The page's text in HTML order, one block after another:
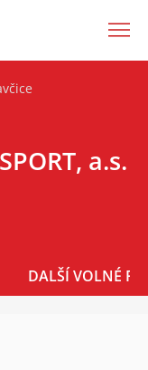
a.s.
DALŠÍ VOLNÉ